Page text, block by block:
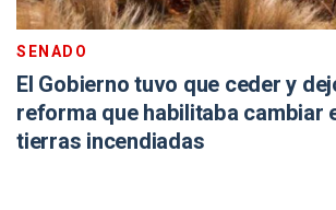
SENADO
El Gobierno tuvo que ceder y
reforma que habilitaba cambiar
tierras incendiadas